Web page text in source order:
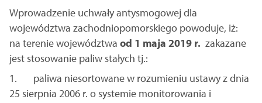
Wprowadzenie uchwały antysmogowej dla
województwa zachodniopomorskiego powoduje, iż:
na terenie województwa od 1 maja 2019 r. zakazane
jest stosowanie paliw stałych tj.:
1. paliwa niesortowane w rozumieniu ustawy z dnia
25 sierpnia 2006 r. o systemie monitorowania i